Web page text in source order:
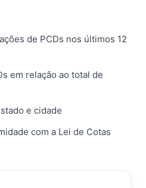
de PCDs nos últimos 12
em relação ao total de
e cidade
com a Lei de Cotas